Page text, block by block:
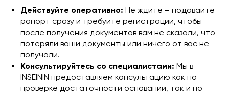
Действуйте оперативно: Не ждите – подавайте
рапорт сразу и требуйте регистрации, чтобы
после получения документов вам не сказали, что
потеряли ваши документы или ничего от вас не
получали.
Консультируйтесь со специалистами: Мы в
INSEININ предоставляем консультацию как по
проверке достаточности оснований, так и по